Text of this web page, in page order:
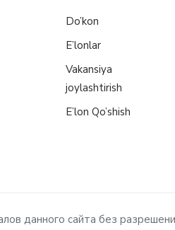
Do’kon
E’lonlar
Vakansiya
joylashtirish
E’lon Qo’shish
данного сайта без